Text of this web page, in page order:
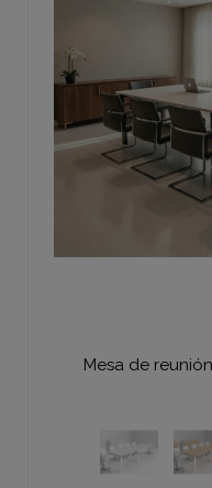
Mesa de reunión